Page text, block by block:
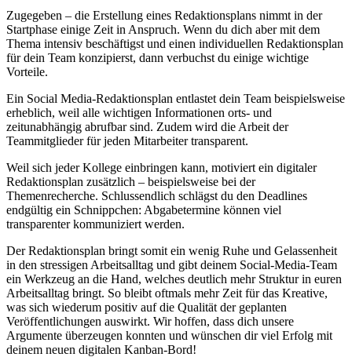
Zugegeben – die Erstellung eines Redaktionsplans nimmt in der
Startphase einige Zeit in Anspruch. Wenn du dich aber mit dem
Thema intensiv beschäftigst und einen individuellen Redaktionsplan
für dein Team konzipierst, dann verbuchst du einige wichtige
Vorteile.
Ein Social Media-Redaktionsplan entlastet dein Team beispielsweise
erheblich, weil alle wichtigen Informationen orts- und
zeitunabhängig abrufbar sind. Zudem wird die Arbeit der
Teammitglieder für jeden Mitarbeiter transparent.
Weil sich jeder Kollege einbringen kann, motiviert ein digitaler
Redaktionsplan zusätzlich – beispielsweise bei der
Themenrecherche. Schlussendlich schlägst du den Deadlines
endgültig ein Schnippchen: Abgabetermine können viel
transparenter kommuniziert werden.
Der Redaktionsplan bringt somit ein wenig Ruhe und Gelassenheit
in den stressigen Arbeitsalltag und gibt deinem Social-Media-Team
ein Werkzeug an die Hand, welches deutlich mehr Struktur in euren
Arbeitsalltag bringt. So bleibt oftmals mehr Zeit für das Kreative,
was sich wiederum positiv auf die Qualität der geplanten
Veröffentlichungen auswirkt. Wir hoffen, dass dich unsere
Argumente überzeugen konnten und wünschen dir viel Erfolg mit
deinem neuen digitalen Kanban-Bord!